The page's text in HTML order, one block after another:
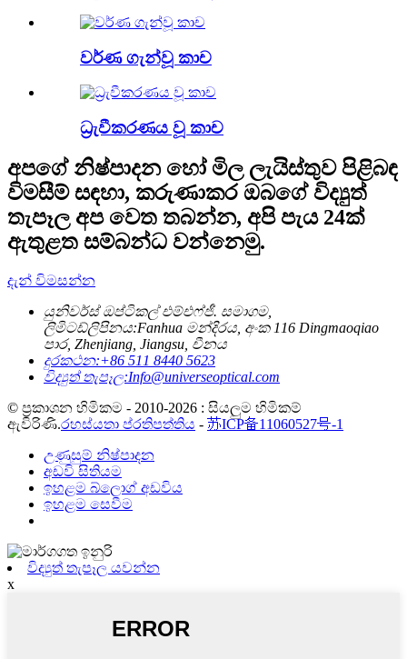
වර්ණ ගැන්වූ කාච
ධ්‍රැවීකරණය වූ කාච
අපගේ නිෂ්පාදන හෝ මිල ලැයිස්තුව පිළිබඳ
විමසීම් සඳහා, කරුණාකර ඔබගේ විද්‍යුත්
තැපෑල අප වෙත තබන්න, අපි පැය 24ක්
ඇතුළත සම්බන්ධ වන්නෙමු.
දැන් විමසන්න
යුනිවර්ස් ඔප්ටිකල් එම්එෆ්ජී. සමාගම,
ලිමිටඩ්ලිපිනය:Fanhua මන්දිරය, අංක 116 Dingmaoqiao
පාර, Zhenjiang, Jiangsu, චීනය
දුරකථන:+86 511 8440 5623
විද්‍යුත් තැපෑල:Info@universeoptical.com
© ප්‍රකාශන හිමිකම - 2010-2026 : සියලුම හිමිකම්
ඇවිරිණි.රහස්යතා ප්රතිපත්තිය - 苏ICP备11060527号-1
උණුසුම් නිෂ්පාදන
අඩවි සිතියම
ඉහළම බ්ලොග් අඩවිය
ඉහළම සෙවීම
විද්‍යුත් තැපෑල යවන්න
x